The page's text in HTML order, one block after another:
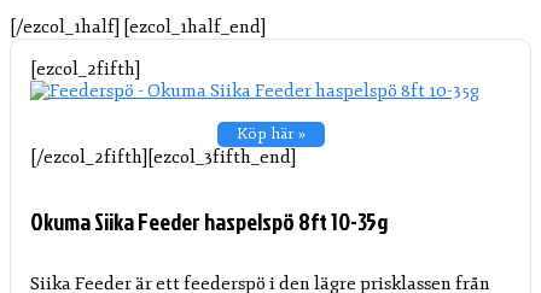
[/ezcol_1half] [ezcol_1half_end]
[ezcol_2fifth]
Köp här »
[/ezcol_2fifth][ezcol_3fifth_end]
Okuma Siika Feeder haspelspö 8ft 10-35g
Siika Feeder är ett feederspö i den lägre prisklassen från